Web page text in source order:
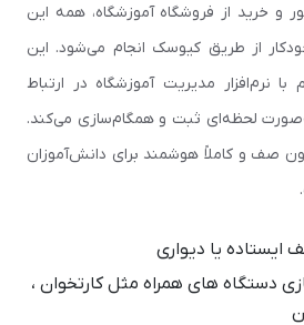
و خرید از فروشگاه آموزشگاه، همه این
از طریق کیوسک انجام می‌شود. این
نرم‌افزار مدیریت آموزشگاه در ارتباط
لحظه‌ای ثبت و همگام‌سازی می‌کند.
صف و کاملاً هوشمند برای دانش‌آموزان
ایستاده یا دیواری
دستگاه های همراه مثل کارتخوان ،